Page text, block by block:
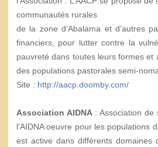
communautés rurales
de la zone d’Abalama et d’autres
financiers, pour lutter contre la
pauvreté dans toutes leurs formes et
des populations pastorales semi-
Site : http://aacp.doomby.com/
Association AIDNA : Association de
l'AIDNA oeuvre pour les populations
est active dans différents domaines